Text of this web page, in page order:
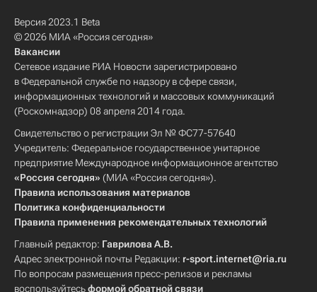
Версия 2023.1 Beta
© 2026 МИА «Россия сегодня»
Вакансии
Сетевое издание РИА Новости зарегистрировано
в Федеральной службе по надзору в сфере связи,
информационных технологий и массовых коммуникаций
(Роскомнадзор) 08 апреля 2014 года.
Свидетельство о регистрации Эл № ФС77-57640
Учредитель: Федеральное государственное унитарное
предприятие Международное информационное агентство
«Россия сегодня» (МИА «Россия сегодня»).
Правила использования материалов
Политика конфиденциальности
Правила применения рекомендательных технологий
Главный редактор: Гаврилова А.В.
Адрес электронной почты Редакции: r-sport.internet@ria.ru
По вопросам размещения пресс-релизов и рекламы
воспользуйтесьформой обратной связи